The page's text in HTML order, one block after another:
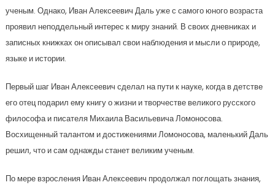
ученым. Однако, Иван Алексеевич Даль уже с самого юного возраста
проявил неподдельный интерес к миру знаний. В своих дневниках и
записных книжках он описывал свои наблюдения и мысли о природе,
языке и истории.
Первый шаг Иван Алексеевич сделал на пути к науке, когда в детстве
его отец подарил ему книгу о жизни и творчестве великого русского
философа и писателя Михаила Васильевича Ломоносова.
Восхищенный талантом и достижениями Ломоносова, маленький Даль
решил, что и сам однажды станет великим ученым.
По мере взросления Иван Алексеевич продолжал поглощать знания,